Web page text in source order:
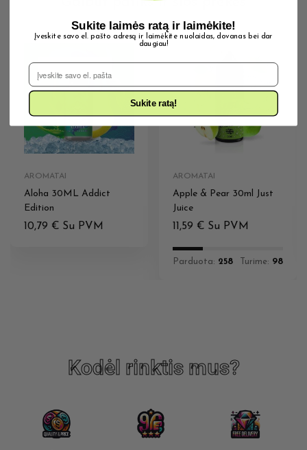
IŠPARDUOTA
AROMATAI
Aloha 30ML Addict
Edition
10,79 € Su PVM
AROMATAI
Apple & Pear 30ml Just
Juice
11,59 € Su PVM
Parduota: 258 Turime: 98
Kodėl rinktis mus?
Sukite laimės ratą ir laimėkite!
Įveskite savo el. pašto adresą ir laimėkite nuolaidas, dovanas bei dar
daugiau!
El. Pašto adresas
Sukite ratą!